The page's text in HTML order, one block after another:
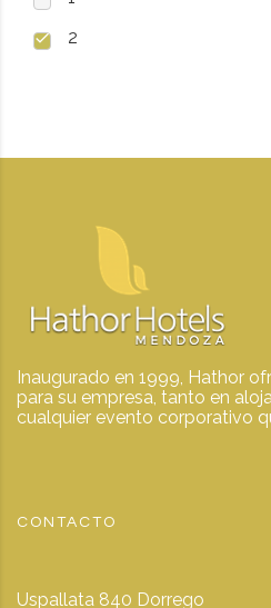
2
Inaugurado en 1999, Hathor
para su empresa, tanto en
cualquier evento corporativo
CONTACTO
Uspallata 840 Dorrego